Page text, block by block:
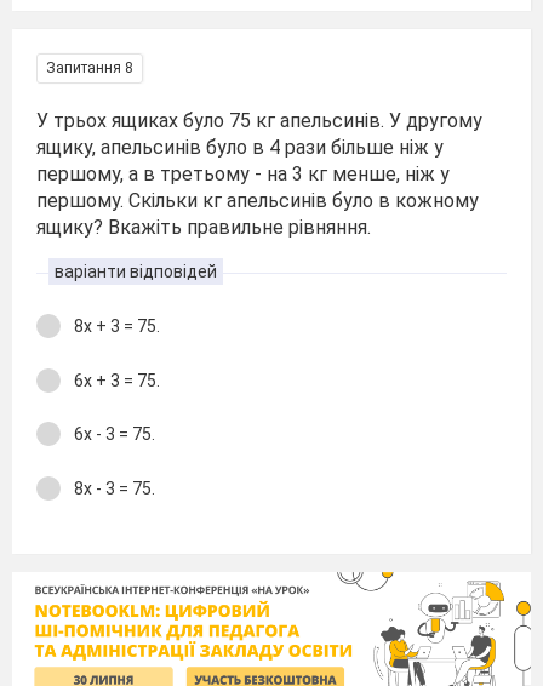
Запитання 8
У трьох ящиках було 75 кг апельсинів. У другому
ящику, апельсинів було в 4 рази більше ніж у
першому, а в третьому - на 3 кг менше, ніж у
першому. Скільки кг апельсинів було в кожному
ящику? Вкажіть правильне рівняння.
варіанти відповідей
8х + 3 = 75.
6х + 3 = 75.
6х - 3 = 75.
8х - 3 = 75.